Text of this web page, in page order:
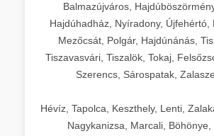
Balmazújváros,
Hajdúhadház, Nyíradony, Újfehértó,
Mezőcsát, Polgár, Hajdúnánás,
Tiszavasvári, Tiszalök, Tokaj,
Szerencs, Sárospatak,
Hévíz, Tapolca, Keszthely, Lenti,
Nagykanizsa, Marcali, Böhönye,